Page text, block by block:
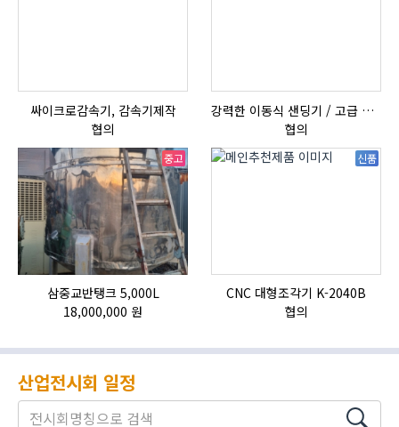
싸이크로감속기, 감속기제작
협의
강력한 이동식 샌딩기 / 고급 이태리 IBIX샌드블라스터
협의
중고
삼중교반탱크 5,000L
18,000,000 원
신품
CNC 대형조각기 K-2040B
협의
산업전시회 일정